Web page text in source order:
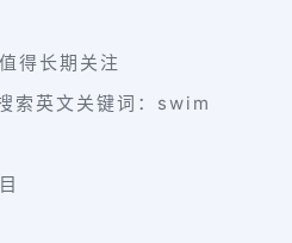
得长期关注
索英文关键词：swim